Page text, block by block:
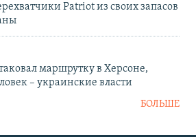
Patriot из своих запасов
маршрутку в Херсоне,
– украинские власти
БОЛЬШЕ